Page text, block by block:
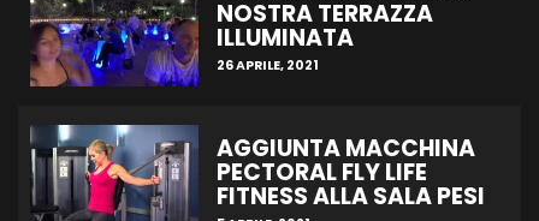
NOSTRA TERRAZZA
ILLUMINATA
26 APRILE, 2021
AGGIUNTA MACCHINA
PECTORAL FLY LIFE
FITNESS ALLA SALA PESI